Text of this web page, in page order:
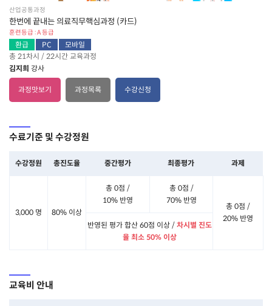
산업공통과정
한번에 끝내는 의료직무핵심과정 (카드)
훈련등급 : A 등급
환급 PC
모바일
총 21차시 / 22시간 교육과정
김지희 강사
과정맛보기 과정목록 수강신청
수료기준 및 수강정원
수강정원 총진도율 중간평가 최종평가 과제
3,000 명 80% 이상
총 0점 /
10% 반영
총 0점 /
70% 반영
총 0점 /
20% 반영
반영된 평가 합산 60점 이상 / 차시별 진도
율 최소 50% 이상
교육비 안내